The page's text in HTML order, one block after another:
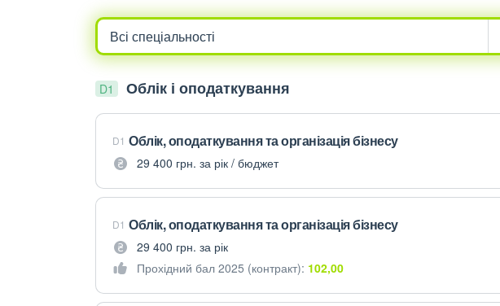
D1 Облік і оподаткування
D1 Облік, оподаткування та організація бізнесу
29 400 грн. за рік / бюджет
D1 Облік, оподаткування та організація бізнесу
29 400 грн. за рік
Прохідний бал 2025 (контракт): 102,00